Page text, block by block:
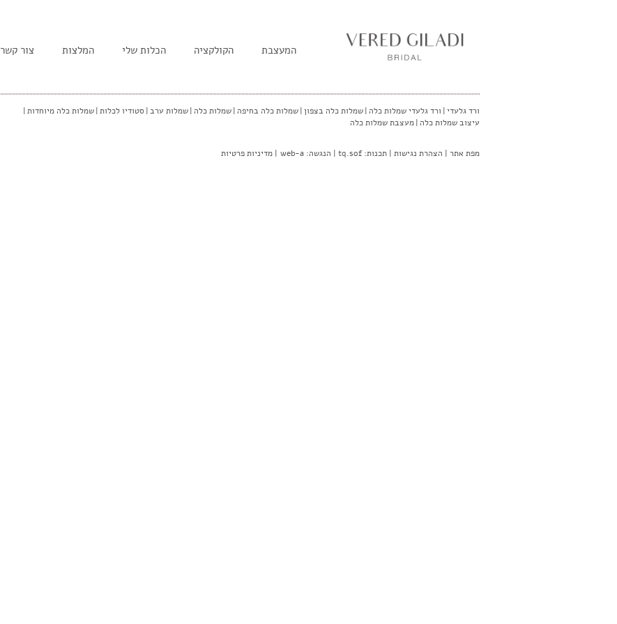
המעצבת הקולקציה הכלות שלי המלצות צור קשר
ורד גלעדי| ורד גלעדי שמלות כלה |שמלות כלה בצפון|שמלות כלה בחיפה |שמלות כלה |שמלות ערב| סטודיו לכלות|שמלות כלה מיוחדות|
עיצוב שמלות כלה |מעצבת שמלות כלה
מפת אתר | הצהרת נגישות | תכנות:tq.sof | הנגשה: web-a
| מדיניות פרטיות